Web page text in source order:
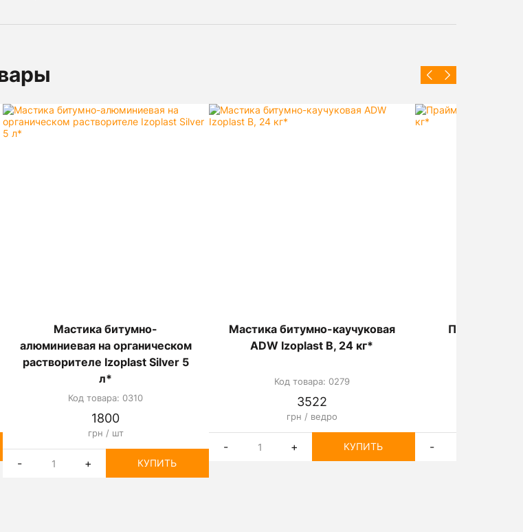
Мастика битумно-
алюминиевая на органическом
растворителе Izoplast Silver 5
л*
Код товара: 0310
1800
грн / шт
- + КУПИТЬ
Мастика битумно-каучуковая
ADW Izoplast B, 24 кг*
Код товара: 0279
3522
грн / ведро
- + КУПИТЬ
Праймер
-